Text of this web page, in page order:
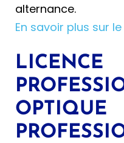
alternance.
En savoir plus sur
LICENCE
OPTIQUE